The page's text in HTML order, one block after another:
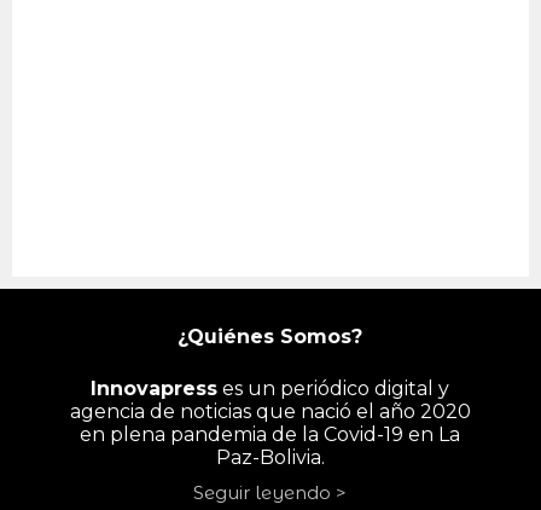
¿Quiénes Somos?
Innovapress es un periódico digital y
agencia de noticias que nació el año 2020
en plena pandemia de la Covid-19 en La
Paz-Bolivia.
Seguir leyendo >